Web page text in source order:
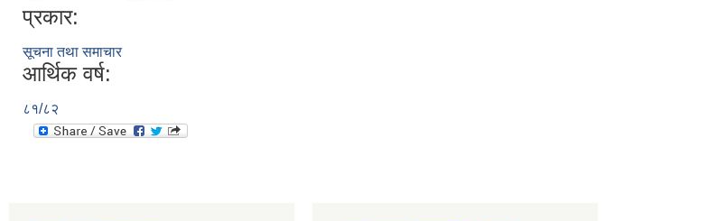
प्रकार:
सूचना तथा समाचार
आर्थिक वर्ष:
८१/८२